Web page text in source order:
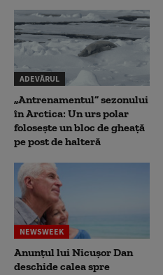
ADEVĂRUL
„Antrenamentul” sezonului
în Arctica: Un urs polar
folosește un bloc de gheață
pe post de halteră
NEWSWEEK
Anunțul lui Nicușor Dan
deschide calea spre